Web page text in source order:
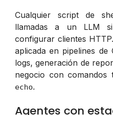
Cualquier script de
llamadas a un LLM
configurar clientes
aplicada en pipelines de
logs, generación de
negocio con comandos
echo.
Agentes con